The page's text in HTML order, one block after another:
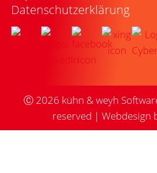
Datenschutzerklärung
Ⓒ 2026 kühn & weyh
reserved | Webdesign